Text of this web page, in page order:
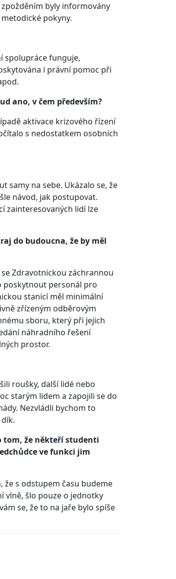
byly informovány
pokyny.
spolupráce funguje,
i právní pomoc při
ano, v čem především?
aktivace krizového řízení
s nedostatkem osobních
samy na sebe. Ukázalo se, že
návod, jak postupovat.
zainteresovaných lidí lze
do budoucna, že by měl
Zdravotnickou záchrannou
poskytnout personál pro
stanicí měl minimální
zřízeným odběrovým
sboru, který při jejich
náhradního řešení
prostor.
roušky, další lidé nebo
starým lidem a zapojili se do
Nezvládli bychom to
tom, že někteří studenti
ve funkci jim
že s odstupem času budeme
vlně, šlo pouze o jednotky
se, že to na jaře bylo spíše